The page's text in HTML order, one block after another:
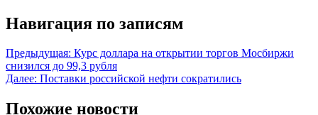
Навигация по записям
Предыдущая: Курс доллара на открытии торгов Мосбиржи
снизился до 99,3 рубля
Далее: Поставки российской нефти сократились
Похожие новости